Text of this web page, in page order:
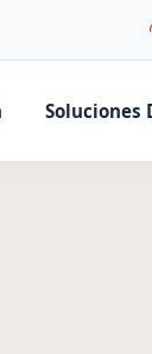
Soluciones